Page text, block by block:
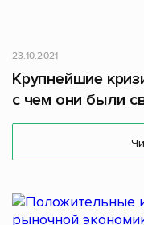
23.10.2021
Крупнейшие
с чем они были